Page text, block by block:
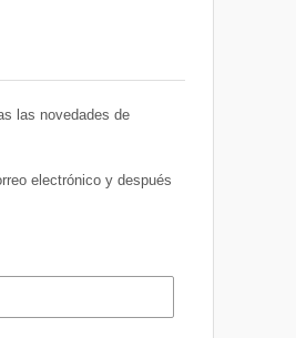
las novedades de
electrónico y después